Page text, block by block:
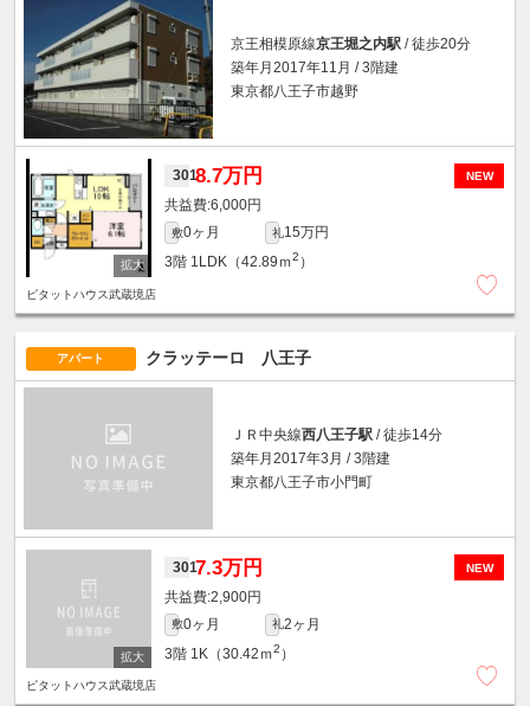
京王相模原線京王堀之内駅 / 徒歩20分
築年月2017年11月 / 3階建
東京都八王子市越野
NEW
3018.7万円
6,000円
敷0ヶ月 礼15万円
3階 1LDK（42.89ｍ2 ）
ピタットハウス武蔵境店
アパート クラッテーロ 八王子
ＪＲ中央線西八王子駅 / 徒歩14分
築年月2017年3月 / 3階建
東京都八王子市小門町
NEW
3017.3万円
2,900円
敷0ヶ月 礼2ヶ月
3階 1K（30.42ｍ2 ）
ピタットハウス武蔵境店